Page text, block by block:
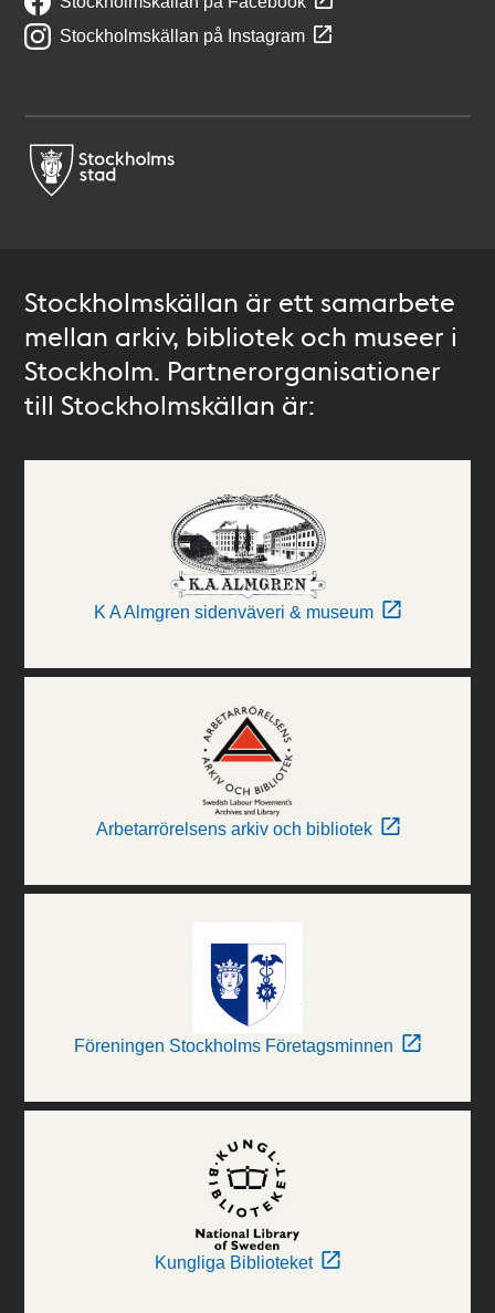
Stockholmskällan på Instagram
Stockholmskällan är ett samarbete
mellan arkiv, bibliotek och museer i
Stockholm. Partnerorganisationer
till Stockholmskällan är:
K A Almgren sidenväveri & museum
Arbetarrörelsens arkiv och bibliotek
Föreningen Stockholms Företagsminnen
Kungliga Biblioteket